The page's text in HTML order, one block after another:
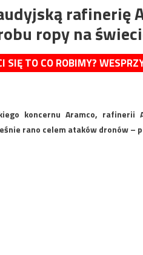
rafinerię
ropy na
SIĘ TO CO ROBIMY?
koncernu Aramco,
rano celem ataków dronów –